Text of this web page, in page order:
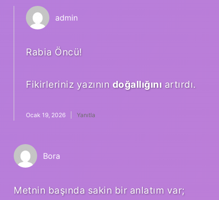
admin
Rabia Öncü!
Fikirleriniz yazının doğallığınıartırdı.
Ocak 19, 2026 Yanıtla
Bora
Metnin başında sakin bir anlatım var;